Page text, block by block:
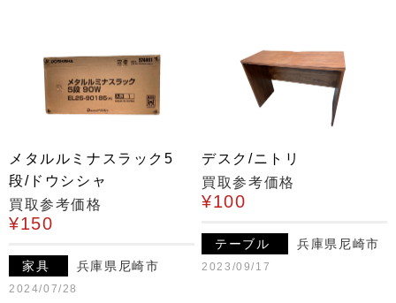
メタルルミナスラック5
段/ドウシシャ
買取参考価格
¥150
家具 兵庫県尼崎市
2024/07/28
デスク/ニトリ
買取参考価格
¥100
テーブル 兵庫県尼崎市
2023/09/17